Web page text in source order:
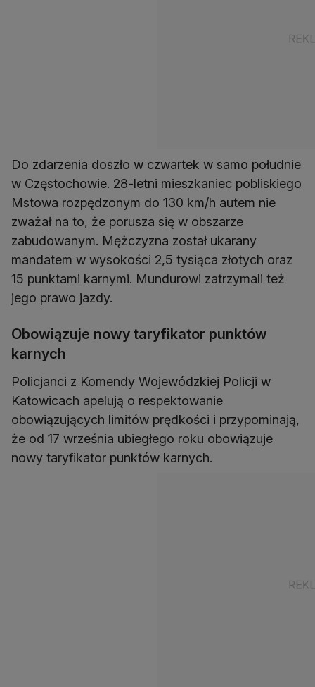
Do zdarzenia doszło w czwartek w samo południe
w Częstochowie. 28-letni mieszkaniec pobliskiego
Mstowa rozpędzonym do 130 km/h autem nie
zważał na to, że porusza się w obszarze
zabudowanym. Mężczyzna został ukarany
mandatem w wysokości 2,5 tysiąca złotych oraz
15 punktami karnymi. Mundurowi zatrzymali też
jego prawo jazdy.
Obowiązuje nowy taryfikator punktów
karnych
Policjanci z Komendy Wojewódzkiej Policji w
Katowicach apelują o respektowanie
obowiązujących limitów prędkości i przypominają,
że od 17 września ubiegłego roku obowiązuje
nowy taryfikator punktów karnych.